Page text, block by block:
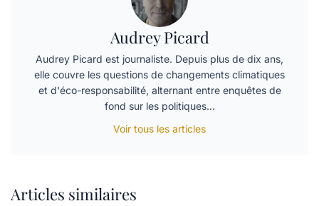
Audrey Picard
Audrey Picard est journaliste. Depuis plus de dix ans,
elle couvre les questions de changements climatiques
et d'éco-responsabilité, alternant entre enquêtes de
fond sur les politiques…
Voir tous les articles
Articles similaires